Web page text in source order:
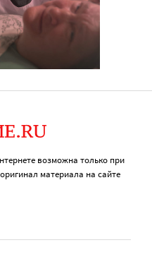
возможна только при
материала на сайте